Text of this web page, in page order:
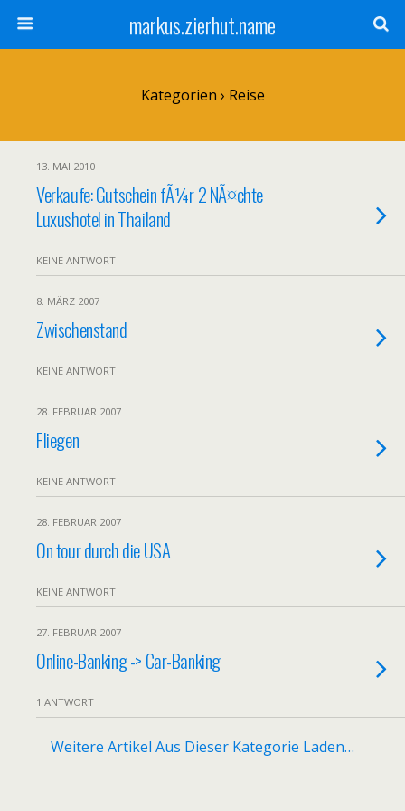
markus.zierhut.name
Kategorien › Reise
13. MAI 2010
Verkaufe: Gutschein fÃ¼r 2 NÃ¤chte
Luxushotel in Thailand
KEINE ANTWORT
8. MÄRZ 2007
Zwischenstand
KEINE ANTWORT
28. FEBRUAR 2007
Fliegen
KEINE ANTWORT
28. FEBRUAR 2007
On tour durch die USA
KEINE ANTWORT
27. FEBRUAR 2007
Online-Banking -> Car-Banking
1 ANTWORT
Weitere Artikel Aus Dieser Kategorie Laden…